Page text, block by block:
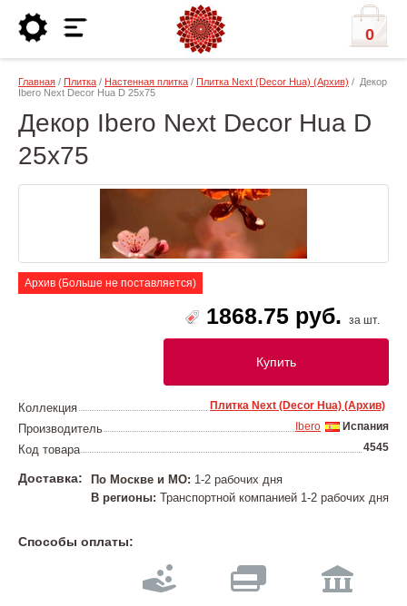
0
Главная / Плитка / Настенная плитка / Плитка Next (Decor Hua) (Архив) / Декор
Ibero Next Decor Hua D 25x75
Декор Ibero Next Decor Hua D
25x75
Архив (Больше не поставляется)
1868.75 руб. за шт.
Купить
Коллекция Плитка Next (Decor Hua) (Архив)
Производитель Испания
Ibero
Код товара 4545
Доставка: По Москве и МО: 1-2 рабочих дня
В регионы: Транспортной компанией 1-2 рабочих дня
Способы оплаты: